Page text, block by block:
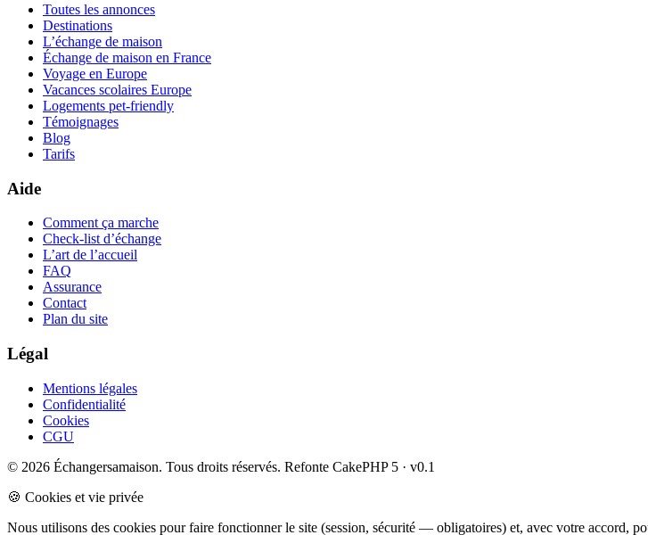
Toutes les annonces
Destinations
L’échange de maison
Échange de maison en France
Voyage en Europe
Vacances scolaires Europe
Logements pet-friendly
Témoignages
Blog
Tarifs
Aide
Comment ça marche
Check-list d’échange
L’art de l’accueil
FAQ
Assurance
Contact
Plan du site
Légal
Mentions légales
Confidentialité
Cookies
CGU
© 2026 Échangersamaison. Tous droits réservés. Refonte CakePHP 5 · v0.1
🍪 Cookies et vie privée
Nous utilisons des cookies pour faire fonctionner le site (session, sécurité — obligatoires) et, avec votre accord,